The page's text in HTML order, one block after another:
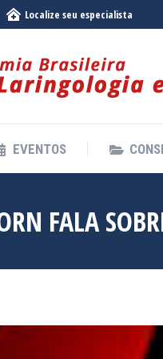
Localize seu especialista
EVENTOS
FALA
EVENTOS